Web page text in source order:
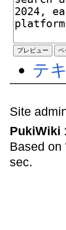
テ
Site
PukiWiki
Based
sec.